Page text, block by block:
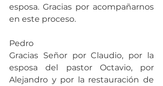
esposa. Gracias por acompañarnos
en este proceso.
Pedro
Gracias Señor por Claudio, por la
esposa del pastor Octavio, por
Alejandro y por la restauración de